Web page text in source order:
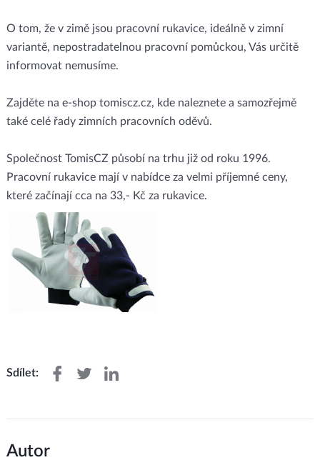
O tom, že v zimě jsou pracovní rukavice, ideálně v zimní
variantě, nepostradatelnou pracovní pomůckou, Vás určitě
informovat nemusíme.
Zajděte na e-shop tomiscz.cz, kde naleznete a samozřejmě
také celé řady zimních pracovních oděvů.
Společnost TomisCZ působí na trhu již od roku 1996.
Pracovní rukavice mají v nabídce za velmi příjemné ceny,
které začínají cca na 33,- Kč za rukavice.
Sdílet:
Autor